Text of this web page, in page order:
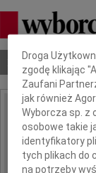
Nekrologi
IMIĘ I
REGION:
Dbamy o Twoją
Droga
zgodę klikając
Zaufani
jak również
Wyborcza sp. z
osobowe takie
identyfikatory
tych plikach do
na potrzeby